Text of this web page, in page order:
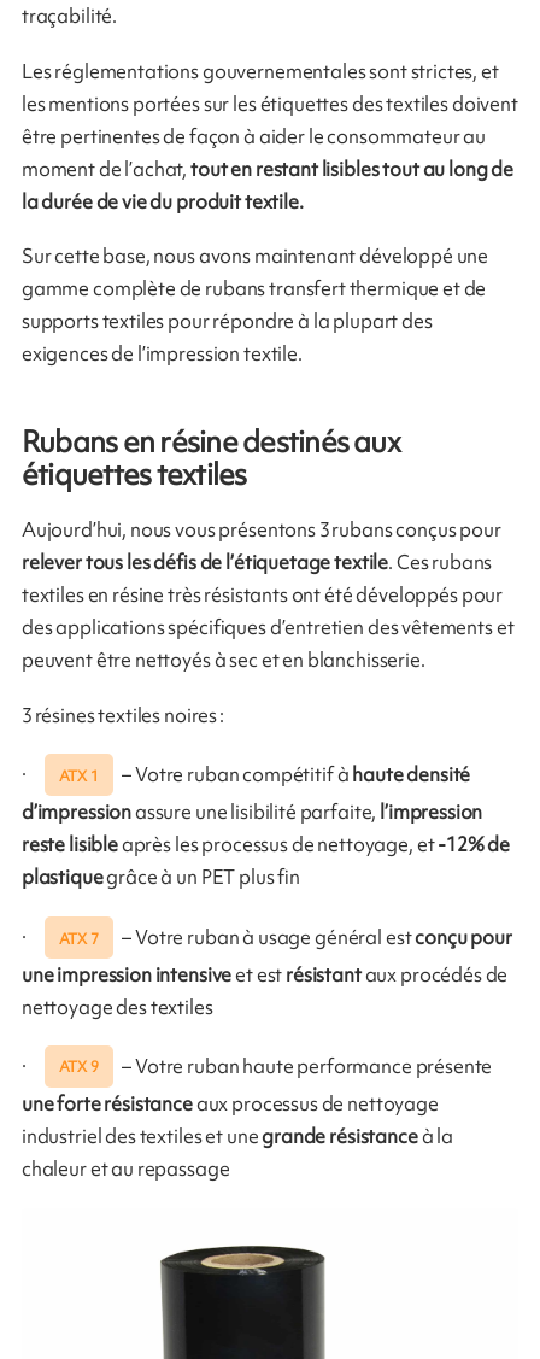
traçabilité.
Les réglementations gouvernementales sont strictes, et
les mentions portées sur les étiquettes des textiles doivent
être pertinentes de façon à aider le consommateur au
moment de l’achat,tout en restant lisibles tout au long de
la durée de vie du produit textile.
Sur cette base, nous avons maintenant développé une
gamme complète de rubans transfert thermique et de
supports textiles pour répondre à la plupart des
exigences de l’impression textile.
Rubans en résine destinés aux
étiquettes textiles
Aujourd’hui, nous vous présentons 3 rubans conçus pour
relever tous les défis de l’étiquetage textile. Ces rubans
textiles en résine très résistants ont été développés pour
des applications spécifiques d’entretien des vêtements et
peuvent être nettoyés à sec et en blanchisserie.
3 résines textiles noires :
· ATX 1 – Votre ruban compétitif àhaute densité
d’impressionassure une lisibilité parfaite, l’impression
reste lisibleaprès les processus de nettoyage, et-12% de
plastiquegrâce à un PET plus fin
· ATX 7 – Votre ruban à usage général estconçu pour
une impression intensiveet estrésistantaux procédés de
nettoyage des textiles
· ATX 9
– Votre ruban haute performance présente
une forte résistanceaux processus de nettoyage
industriel des textiles et unegrande résistanceà la
chaleur et au repassage